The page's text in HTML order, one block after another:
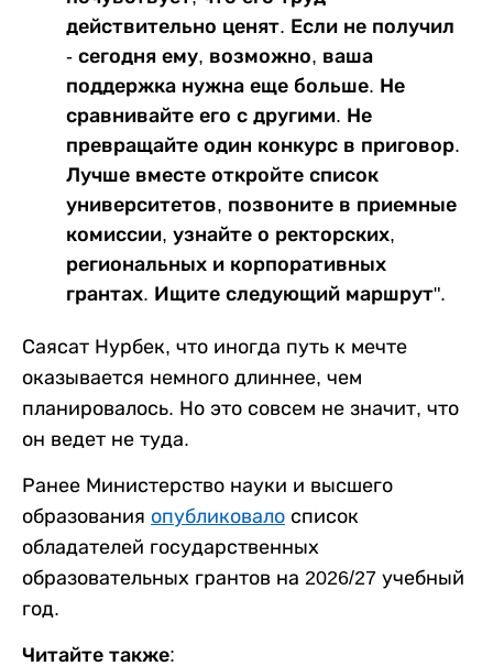
действительно ценят. Если не получил
- сегодня ему, возможно, ваша
поддержка нужна еще больше. Не
сравнивайте его с другими. Не
превращайте один конкурс в приговор.
Лучше вместе откройте список
университетов, позвоните в приемные
комиссии, узнайте о ректорских,
региональных и корпоративных
грантах. Ищите следующий маршрут".
Саясат Нурбек, что иногда путь к мечте
оказывается немного длиннее, чем
планировалось. Но это совсем не значит, что
он ведет не туда.
Ранее Министерство науки и высшего
образования опубликовало список
обладателей государственных
образовательных грантов на 2026/27 учебный
год.
Читайте также: